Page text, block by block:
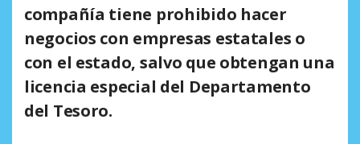
compañía tiene prohibido hacer
negocios con empresas estatales o
con el estado, salvo que obtengan una
licencia especial del Departamento
del Tesoro.